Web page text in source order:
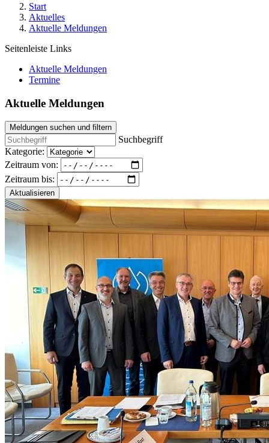
Start
Aktuelles
Aktuelle Meldungen
Seitenleiste Links
Aktuelle Meldungen
Termine
Aktuelle Meldungen
Meldungen suchen und filtern
Suchbegriff
Kategorie:
Zeitraum von:
Zeitraum bis:
Aktualisieren